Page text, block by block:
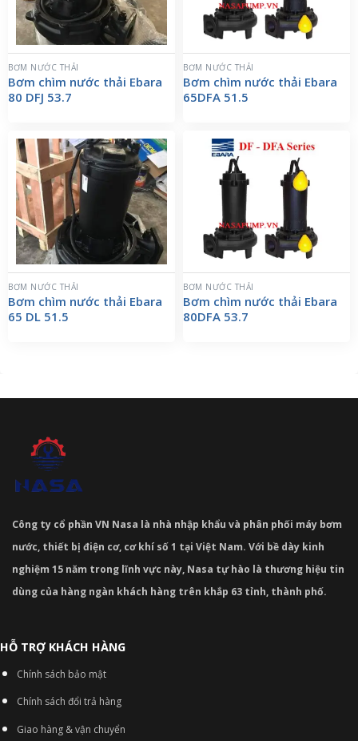
BƠM NƯỚC THẢI
Bơm chìm nước thải Ebara
80 DFJ 53.7
BƠM NƯỚC THẢI
Bơm chìm nước thải Ebara
65DFA 51.5
BƠM NƯỚC THẢI
Bơm chìm nước thải Ebara
65 DL 51.5
BƠM NƯỚC THẢI
Bơm chìm nước thải Ebara
80DFA 53.7
Công ty cổ phần VN Nasa là nhà nhập khẩu và phân phối máy bơm
nước, thiết bị điện cơ, cơ khí số 1 tại Việt Nam. Với bề dày kinh
nghiệm 15 năm trong lĩnh vực này, Nasa tự hào là thương hiệu tin
dùng của hàng ngàn khách hàng trên khắp 63 tỉnh, thành phố.
HỖ TRỢ KHÁCH HÀNG
Chính sách bảo mật
Chính sách đổi trả hàng
Giao hàng & vận chuyển